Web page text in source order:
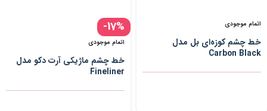
اتمام موجودی
خط چشم کوزه‌ای بل مدل
Carbon Black
-17%
اتمام موجودی
خط چشم ماژیکی آرت دکو مدل
Fineliner